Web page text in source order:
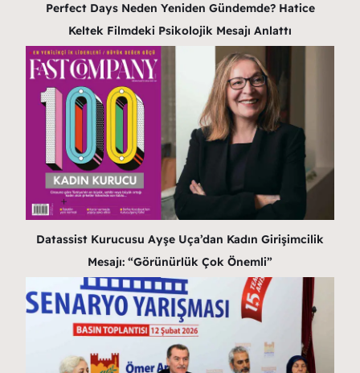
Perfect Days Neden Yeniden Gündemde? Hatice
Keltek Filmdeki Psikolojik Mesajı Anlattı
Datassist Kurucusu Ayşe Uça’dan Kadın Girişimcilik
Mesajı: “Görünürlük Çok Önemli”